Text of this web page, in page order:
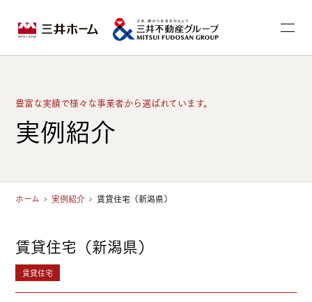
豊富な実績で様々な事業者から選ばれています。
実例紹介
ホーム 実例紹介 賃貸住宅（新潟県）
賃貸住宅（新潟県）
賃貸住宅